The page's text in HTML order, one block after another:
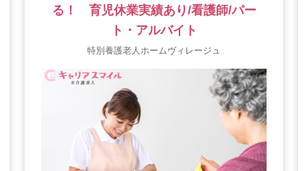
る！ 育児休業実績あり/看護師/パー
ト・アルバイト
特別養護老人ホームヴィレージュ